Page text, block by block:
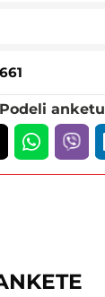
Podeli anketu